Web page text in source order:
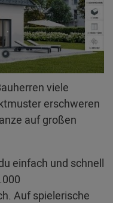
viele
erschweren
auf großen
einfach und schnell
Auf spielerische